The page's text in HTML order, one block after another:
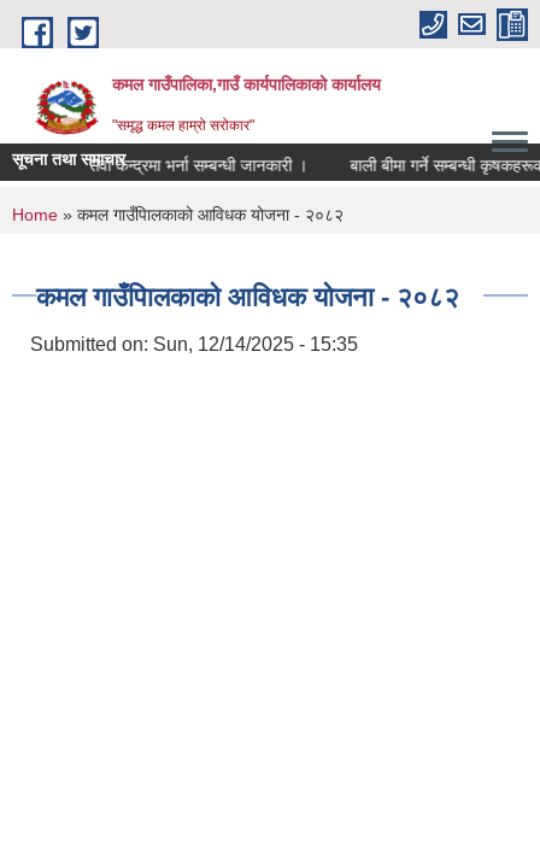
Skip to main content
कमल गाउँपालिका,गाउँ कार्यपालिकाको कार्यालय
"समृद्ध कमल हाम्रो सरोकार"
सूचना तथा समाचार
अटिजम सेवा केन्द्रमा भर्ना सम्बन्धी जानकारी । बाली बीमा गर्ने सम्बन्धी
You are here
Home » कमल गाउँपािलकाको आविधक योजना - २०८२
कमल गाउँपािलकाको आविधक योजना - २०८२
Submitted on: Sun, 12/14/2025 - 15:35